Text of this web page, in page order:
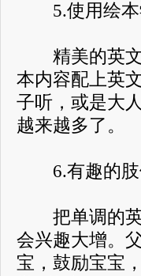
5.使用绘本
精美的英文
本内容配上英
子听，或是大
越来越多了。
6.有趣的肢
把单调的英
会兴趣大增。
宝，鼓励宝宝